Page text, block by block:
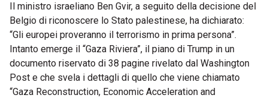
Il ministro israeliano Ben Gvir, a seguito della decisione del
Belgio di riconoscere lo Stato palestinese, ha dichiarato:
“Gli europei proveranno il terrorismo in prima persona”.
Intanto emerge il “Gaza Riviera”, il piano di Trump in un
documento riservato di 38 pagine rivelato dal Washington
Post e che svela i dettagli di quello che viene chiamato
“Gaza Reconstruction, Economic Acceleration and